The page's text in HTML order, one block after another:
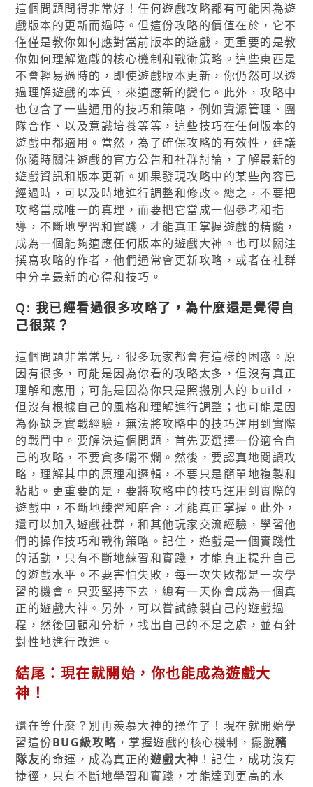
這個問題問得非常好！任何遊戲攻略都有可能因為遊
戲版本的更新而過時。但這份攻略的價值在於，它不
僅僅是教你如何應對當前版本的遊戲，更重要的是教
你如何理解遊戲的核心機制和戰術策略。這些東西是
不會輕易過時的，即使遊戲版本更新，你仍然可以透
過理解遊戲的本質，來適應新的變化。此外，攻略中
也包含了一些通用的技巧和策略，例如資源管理、團
隊合作、以及意識培養等等，這些技巧在任何版本的
遊戲中都適用。當然，為了確保攻略的有效性，建議
你隨時關注遊戲的官方公告和社群討論，了解最新的
遊戲資訊和版本更新。如果發現攻略中的某些內容已
經過時，可以及時地進行調整和修改。總之，不要把
攻略當成唯一的真理，而要把它當成一個參考和指
導，不斷地學習和實踐，才能真正掌握遊戲的精髓，
成為一個能夠適應任何版本的遊戲大神。也可以關注
撰寫攻略的作者，他們通常會更新攻略，或者在社群
中分享最新的心得和技巧。
Q: 我已經看過很多攻略了，為什麼還是覺得自
己很菜？
這個問題非常常見，很多玩家都會有這樣的困惑。原
因有很多，可能是因為你看的攻略太多，但沒有真正
理解和應用；可能是因為你只是照搬別人的 build，
但沒有根據自己的風格和理解進行調整；也可能是因
為你缺乏實戰經驗，無法將攻略中的技巧運用到實際
的戰鬥中。要解決這個問題，首先要選擇一份適合自
己的攻略，不要貪多嚼不爛。然後，要認真地閱讀攻
略，理解其中的原理和邏輯，不要只是簡單地複製和
粘貼。更重要的是，要將攻略中的技巧運用到實際的
遊戲中，不斷地練習和磨合，才能真正掌握。此外，
還可以加入遊戲社群，和其他玩家交流經驗，學習他
們的操作技巧和戰術策略。記住，遊戲是一個實踐性
的活動，只有不斷地練習和實踐，才能真正提升自己
的遊戲水平。不要害怕失敗，每一次失敗都是一次學
習的機會。只要堅持下去，總有一天你會成為一個真
正的遊戲大神。另外，可以嘗試錄製自己的遊戲過
程，然後回顧和分析，找出自己的不足之處，並有針
對性地進行改進。
結尾：現在就開始，你也能成為遊戲大
神！
還在等什麼？別再羨慕大神的操作了！現在就開始學
習這份BUG級攻略 ，掌握遊戲的核心機制，擺脫豬
隊友的命運，成為真正的遊戲大神 ！記住，成功沒有
捷徑，只有不斷地學習和實踐，才能達到更高的水